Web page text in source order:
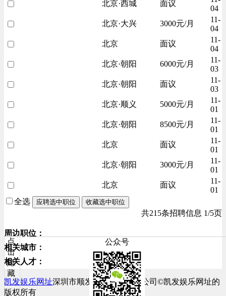
北京·西城
面议
04
北京·大兴
3000元/月
11-
04
北京
面议
11-
04
北京·朝阳
6000元/月
11-
03
北京·朝阳
面议
11-
03
北京·顺义
5000元/月
11-
01
北京·朝阳
8500元/月
11-
01
北京
面议
11-
01
北京·朝阳
3000元/月
11-
01
北京
面议
11-
01
全选
应聘选中职位 收藏选中职位
共215条招聘信息 1/5页
周边职位：
相关城市：
相关人才：
凯发娱乐网址深圳市顺发网络科技有限公司©凯发娱乐网址的
版权所有
点
击
隐
藏
公众号